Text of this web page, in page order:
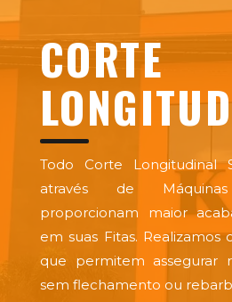
CORTE
Todo Corte Longitudinal
através de
proporcionam maior
em suas Fitas. Realizamos
que permitem assegurar
sem flechamento ou